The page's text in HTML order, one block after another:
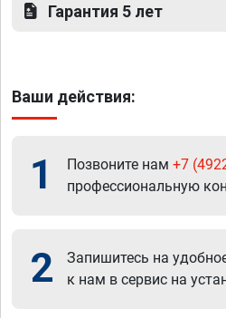
Гарантия 5 лет
Ваши действия:
1 Позвоните нам +7
профессиональную
2
Запишитесь на
к нам в сервис на